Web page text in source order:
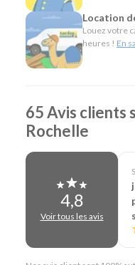
frigorifiques, les
permis, pour
L'esprit Loc Eco
de La Rochelle partage
à votre disposition plus
attractifs et des
demande ou la location
véhicule dont vous
convient, avec un
En résumé - Location
Lieu de prise en
Rochelle Gare &
Location
Louez votre
heures ! En
65 Avis clients
Rochelle
4,8
Voir tous les avis